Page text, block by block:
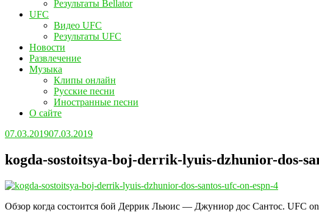
Результаты Bellator
UFC
Видео UFC
Результаты UFC
Новости
Развлечение
Музыка
Клипы онлайн
Русские песни
Иностранные песни
О сайте
07.03.201907.03.2019
kogda-sostoitsya-boj-derrik-lyuis-dzhunior-dos-
Обзор когда состоится бой Деррик Льюис — Джуниор дос Сантос. UFC